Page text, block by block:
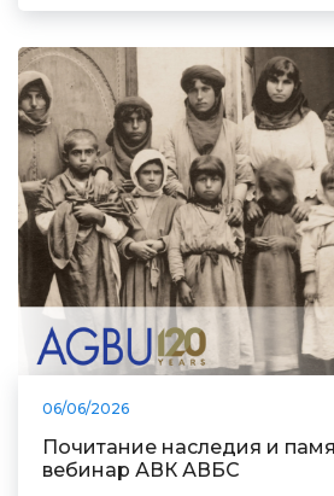
06/06/2026
Почитание наследия и
вебинар АВК АВБС